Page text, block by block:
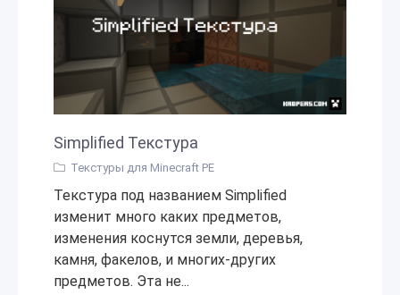
Simplified Текстура
Текстуры для Minecraft PE
Текстура под названием Simplified
изменит много каких предметов,
изменения коснутся земли, деревья,
камня, факелов, и многих-других
предметов. Эта не...